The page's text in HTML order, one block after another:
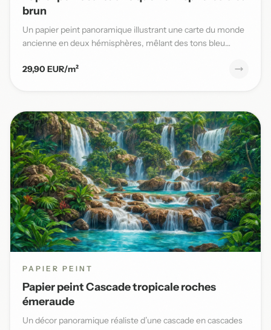
brun
Un papier peint panoramique illustrant une carte du monde
ancienne en deux hémisphères, mêlant des tons bleu
29,90 EUR/m²
PAPIER PEINT
Papier peint Cascade tropicale roches
émeraude
Un décor panoramique réaliste d’une cascade en cascades